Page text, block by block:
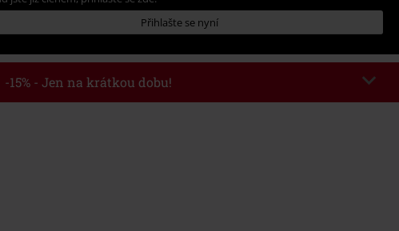
Přihlašte se nyní
-15% - Jen na krátkou dobu!